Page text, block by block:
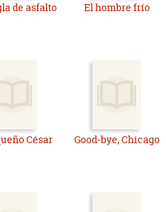
de asfalto El hombre frío
César Good-bye, Chicago